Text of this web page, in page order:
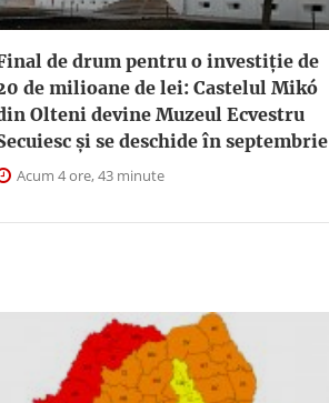
de drum pentru o investiție de
de milioane de lei: Castelul Mikó
Olteni devine Muzeul Ecvestru
și se deschide în septembrie
Acum 4 ore, 43 minute